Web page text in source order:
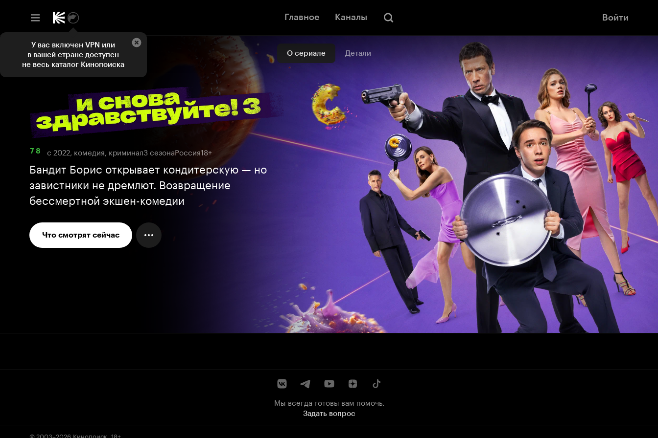
Главное Каналы Войти
О сериале Детали
7 8 с 2022, комедия, криминал3 сезонаРоссия18+
Бандит Борис открывает кондитерскую — но
завистники не дремлют. Возвращение
бессмертной экшен-комедии
Что смотрят сейчас
Мы всегда готовы вам помочь.
Задать вопрос
© 2003–2026 Кинопоиск 18+
У вас включен VPN или
в вашей стране доступен
не весь каталог Кинопоиска